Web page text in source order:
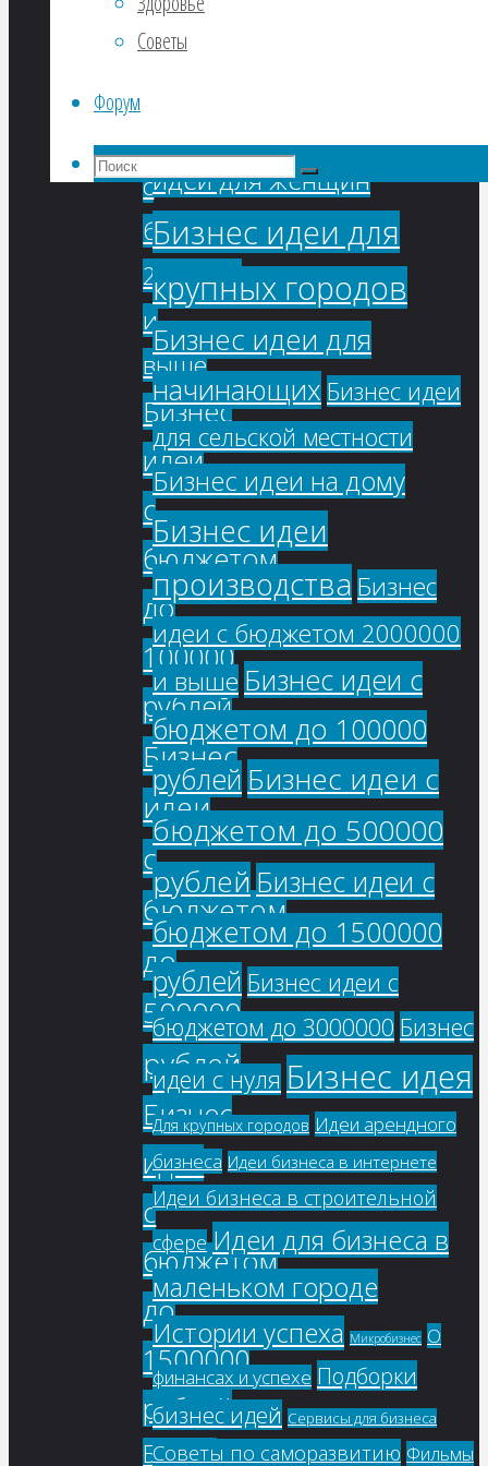
Советы
Форум
Поиск
Что
искать:
Поиск
производства
идеи
с
бюджетом
2000000
и
выше
Бизнес
идеи
с
бюджетом
до
100000
рублей
Бизнес
идеи
с
бюджетом
до
500000
рублей
Бизнес
идеи
с
бюджетом
до
1500000
рублей
Бизнес
Москвы
идеи для женщин
Бизнес идеи для
крупных городов
Бизнес идеи для
начинающих Бизнес идеи
для сельской местности
Бизнес идеи на дому
Бизнес идеи
производства Бизнес
идеи с бюджетом 2000000
и выше Бизнес идеи с
бюджетом до 100000
рублей Бизнес идеи с
бюджетом до 500000
рублей Бизнес идеи с
бюджетом до 1500000
рублей Бизнес идеи с
бюджетом до 3000000 Бизнес
идеи с нуля Бизнес идея
Для крупных городов Идеи арендного
бизнеса Идеи бизнеса в интернете
Идеи бизнеса в строительной
сфере Идеи для бизнеса в
маленьком городе
Истории успеха Микробизнес О
финансах и успехе Подборки
бизнес идей Сервисы для бизнеса
Советы по саморазвитию Фильмы